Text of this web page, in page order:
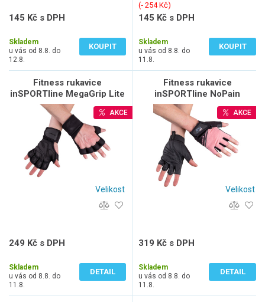
145 Kč s DPH
Skladem
u vás od 8.8. do
12.8.
KOUPIT
(‐ 254 Kč)
145 Kč s DPH
Skladem
u vás od 8.8. do
11.8.
KOUPIT
Fitness rukavice
inSPORTline MegaGrip Lite
AKCE
Velikost
249 Kč s DPH
Skladem
u vás od 8.8. do
11.8.
DETAIL
Fitness rukavice
inSPORTline NoPain
AKCE
Velikost
319 Kč s DPH
Skladem
u vás od 8.8. do
11.8.
DETAIL